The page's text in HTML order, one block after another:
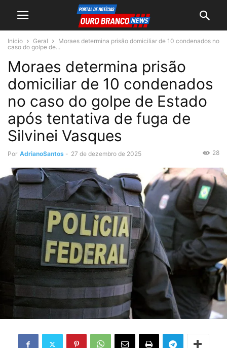
Início Geral
Moraes determina prisão domiciliar de 10 condenados no
caso do golpe de...
Moraes determina prisão
domiciliar de 10 condenados
no caso do golpe de Estado
após tentativa de fuga de
Silvinei Vasques
Por AdrianoSantos - 27 de dezembro de 2025 28